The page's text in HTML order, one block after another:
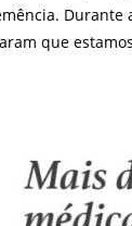
Durante
que